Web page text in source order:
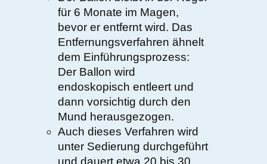
für 6 Monate im Magen,
bevor er entfernt wird. Das
Entfernungsverfahren ähnelt
dem Einführungsprozess:
Der Ballon wird
endoskopisch entleert und
dann vorsichtig durch den
Mund herausgezogen.
Auch dieses Verfahren wird
unter Sedierung durchgeführt
und dauert etwa 20 bis 30